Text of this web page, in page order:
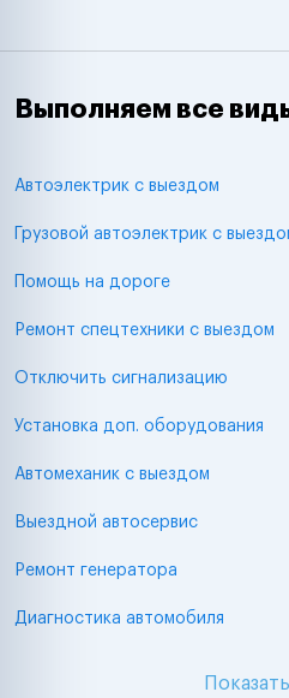
Выполняем все
Автоэлектрик с выездом
Грузовой автоэлектрик с
Помощь на дороге
Ремонт спецтехники с выездом
Отключить сигнализацию
Установка доп. оборудования
Автомеханик с выездом
Выездной автосервис
Ремонт генератора
Диагностика автомобиля